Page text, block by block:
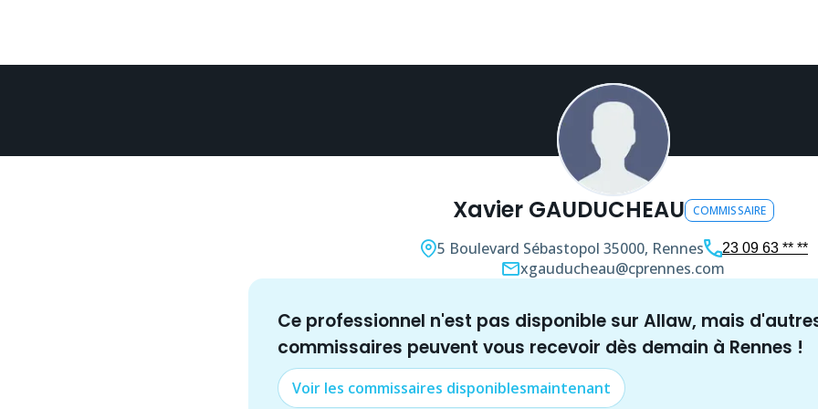
Xavier GAUDUCHEAU COMMISSAIRE
5 Boulevard Sébastopol 35000, Rennes 23 09 63 ** **
xgauducheau@cprennes.com
Ce professionnel n'est pas disponible sur Allaw, mais
commissaires peuvent vous recevoir dès demain à Rennes !
Voir les commissaires disponiblesmaintenant